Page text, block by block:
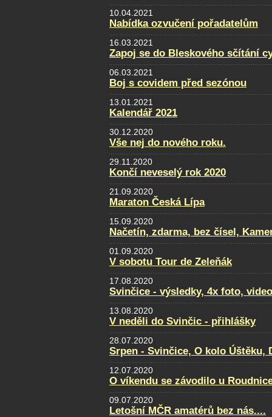
10.04.2021
Nabídka ozvučení pořadatelům
16.03.2021
Zapoj se do Bleskového sčítání
06.03.2021
Boj s covidem před sezónou
13.01.2021
Kalendář 2021
30.12.2020
Vše nej do nového roku.
29.11.2020
Končí neveselý rok 2020
21.09.2020
Maraton Česká Lípa
15.09.2020
Načetín, zdarma, bez čísel,
01.09.2020
V sobotu Tour de Zeleňák
17.08.2020
Svinčice - výsledky, 4x foto,
13.08.2020
V neděli do Svinčic - přihlášky
28.07.2020
Srpen - Svinčice, O kolo Úštěku,
12.07.2020
O víkendu se závodilo u
09.07.2020
Letošní MČR amatérů bez nás....